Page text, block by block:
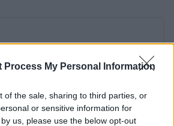
Process My Personal Information
of the sale, sharing to third parties, or
or sensitive information for
us, please use the below opt-out